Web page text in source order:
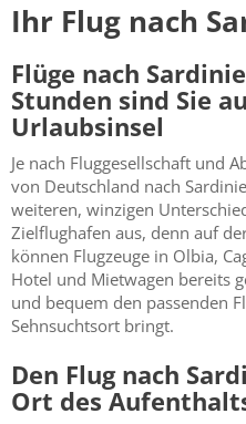
Ihr Flug nach
Flüge nach
Stunden sind Sie
Urlaubsinsel
Je nach Fluggesellschaft und
von Deutschland nach
weiteren, winzigen
Zielflughafen aus, denn auf
können Flugzeuge in Olbia,
Hotel und Mietwagen bereits
und bequem den passenden
Sehnsuchtsort bringt.
Den Flug nach
Ort des